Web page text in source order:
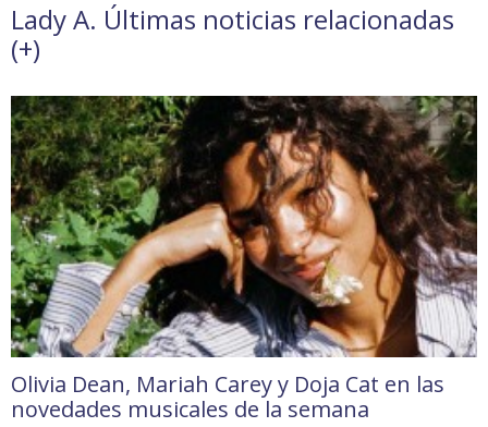
Lady A. Últimas noticias relacionadas
(+)
Olivia Dean, Mariah Carey y Doja Cat en las
novedades musicales de la semana